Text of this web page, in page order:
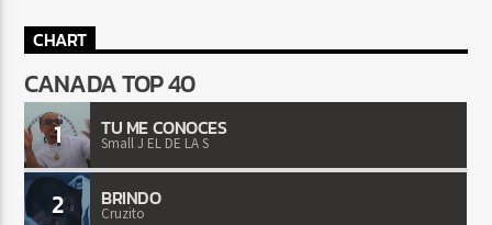
CHART
CANADA TOP 40
1 TU ME CONOCES
Small J EL DE LA S
2 BRINDO
Cruzito